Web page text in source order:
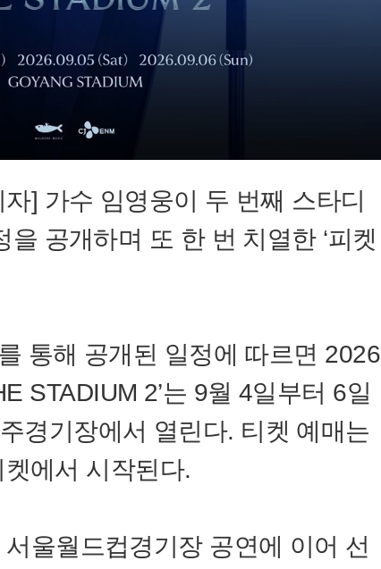
] 가수 임영웅이 두 번째 스타디
공개하며 또 한 번 치열한 ‘피켓
통해 공개된 일정에 따르면 2026
STADIUM 2’는 9월 4일부터 6일
경기장에서 열린다. 티켓 예매는
에서 시작된다.
울월드컵경기장 공연에 이어 선